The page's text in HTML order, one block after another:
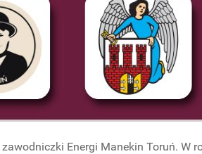
Energi Manekin Toruń. W